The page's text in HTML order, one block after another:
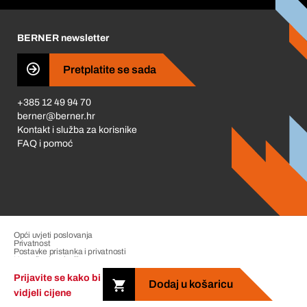
Prijavite se kako bi
vidjeli cijene
Dodaj u košaricu
Business Conduct
BERNER newsletter
Pretplatite se sada
+385 12 49 94 70
berner@berner.hr
Kontakt i služba za korisnike
FAQ i pomoć
Copyright &copy; 2026 The Berner Group. All rights reserved.
Opći uvjeti poslovanja
Privatnost
Postavke pristanka i privatnosti
Upravljanje pritužbama